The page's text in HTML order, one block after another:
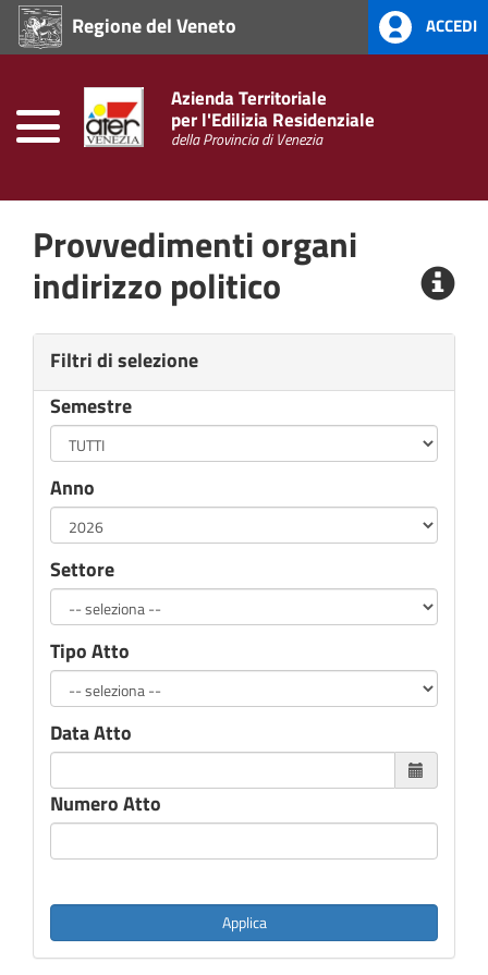
Regione del Veneto ACCEDI
Azienda Territoriale
per l'Edilizia Residenziale
della Provincia di Venezia
Home
Prevenzione
alla
Corruzione
Amministrazione
Trasparente
Provvedimenti organi
indirizzo politico
Filtri di selezione
Semestre
Anno
Settore
Tipo Atto
Data Atto
Numero Atto
Applica